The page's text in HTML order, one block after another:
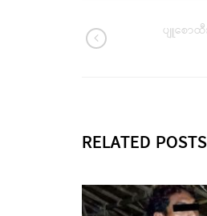
ပျူစော
RELATED POSTS